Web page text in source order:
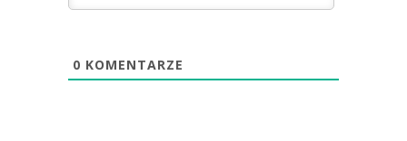
0 KOMENTARZE